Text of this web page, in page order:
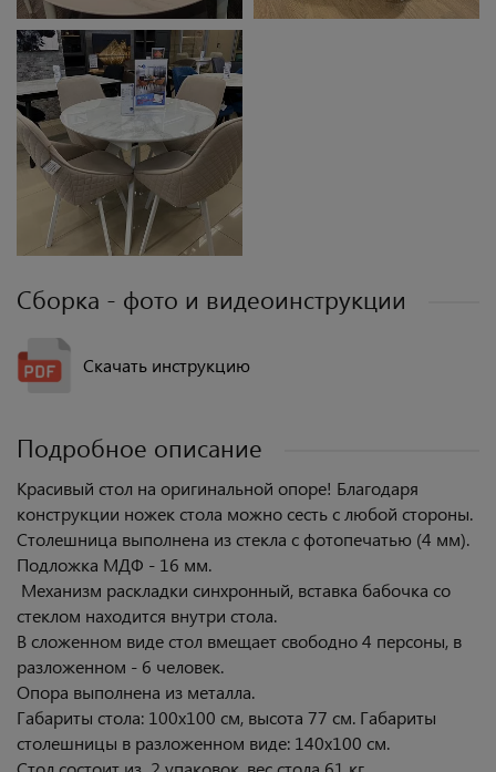
Сборка - фото и видеоинструкции
Скачать инструкцию
Подробное описание
Красивый стол на оригинальной опоре! Благодаря
конструкции ножек стола можно сесть с любой стороны.
Столешница выполнена из стекла с фотопечатью (4 мм).
Подложка МДФ - 16 мм.
Механизм раскладки синхронный, вставка бабочка со
стеклом находится внутри стола.
В сложенном виде стол вмещает свободно 4 персоны, в
разложенном - 6 человек.
Опора выполнена из металла.
Габариты стола: 100х100 см, высота 77 см. Габариты
столешницы в разложенном виде: 140х100 см.